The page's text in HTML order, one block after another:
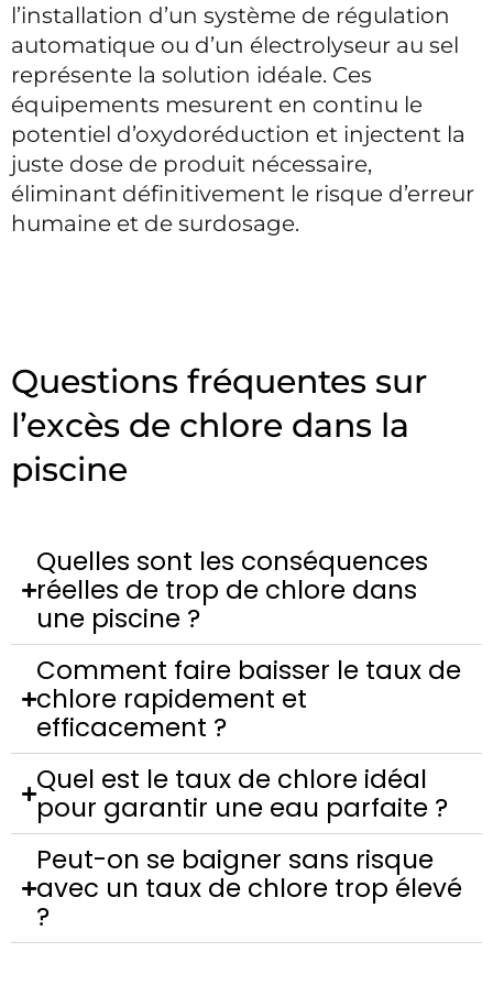
l’installation d’un système de régulation
automatique ou d’un électrolyseur au sel
représente la solution idéale. Ces
équipements mesurent en continu le
potentiel d’oxydoréduction et injectent la
juste dose de produit nécessaire,
éliminant définitivement le risque d’erreur
humaine et de surdosage.
Questions fréquentes sur
l’excès de chlore dans la
piscine
Quelles sont les conséquences
réelles de trop de chlore dans
une piscine ?
Comment faire baisser le taux de
chlore rapidement et
efficacement ?
Quel est le taux de chlore idéal
pour garantir une eau parfaite ?
Peut-on se baigner sans risque
avec un taux de chlore trop élevé
?